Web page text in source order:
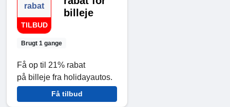
rabat
TILBUD
Brugt 1 gange
billeje
Få op til 21% rabat
på billeje fra holidayautos.
Få tilbud